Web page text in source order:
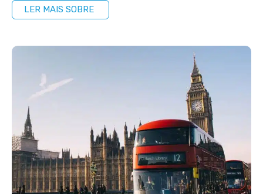
LER MAIS SOBRE